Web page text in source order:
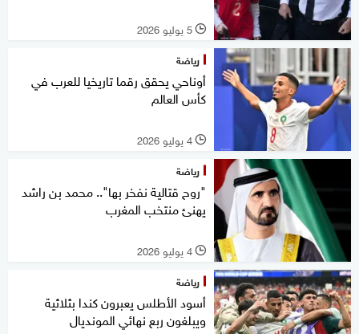
l 5 يوليو 2026
رياضة
أوناحي يحقق رقما تاريخيا للعرب في
كأس العالم
l 4 يوليو 2026
رياضة
"روح قتالية نفخر بها".. محمد بن راشد
يهنئ منتخب المغرب
l 4 يوليو 2026
رياضة
أسود الأطلس يعبرون كندا بثلاثية
ويبلغون ربع نهائي المونديال